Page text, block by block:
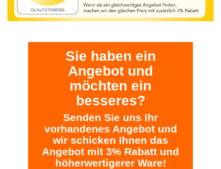
Sie haben ein
Angebot und
möchten ein
besseres?
Senden Sie uns Ihr
vorhandenes Angebot und
wir schicken Ihnen das
Angebot mit 3% Rabatt und
höherwertigerer Ware!